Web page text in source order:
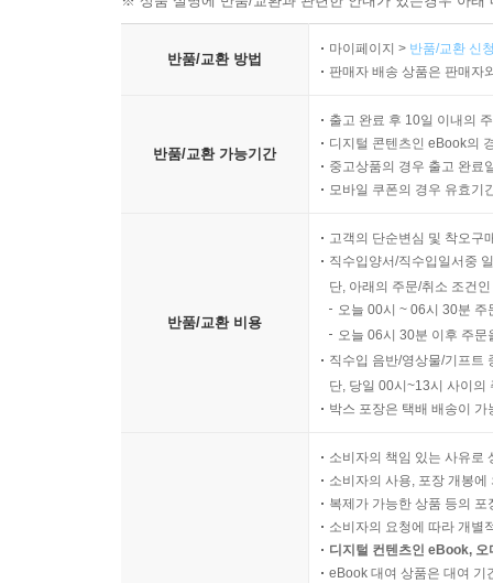
반품/교환 방법
마이페이지 > 반품/교환 신
판매자 배송 상품은 판매자
반품/교환 가능기간
출고 완료 후 10일 이내의
디지털 콘텐츠인 eBook의
중고상품의 경우 출고 완료
모바일 쿠폰의 경우 유효기
반품/교환 비용
고객의 단순변심 및 착오구
직수입양서/직수입일서중
단, 아래의 주문/취소 조건
오늘 00시 ~ 06시 30분
오늘 06시 30분 이후 주
직수입 음반/영상물/기프트
단, 당일 00시~13시 사이의
박스 포장은 택배 배송이
소비자의 책임 있는 사유로
소비자의 사용, 포장 개봉
복제가 가능한 상품 등의
소비자의 요청에 따라 개별
디지털 컨텐츠인 eBook,
eBook 대여 상품은 대여 기